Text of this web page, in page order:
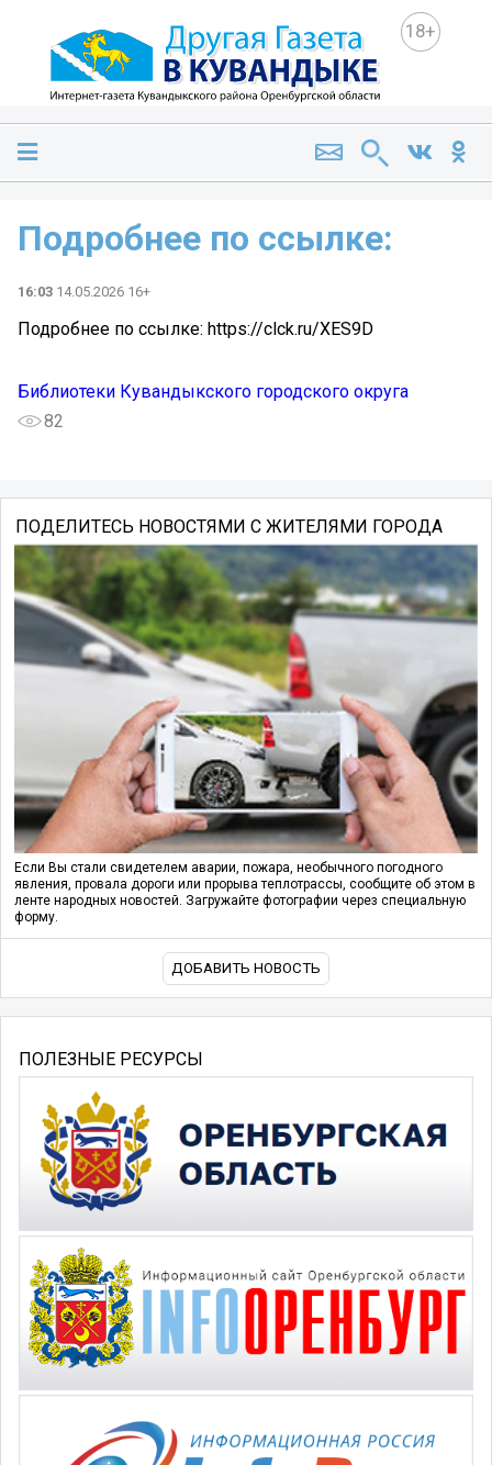
18+
Подробнее по ссылке:
16:03 14.05.2026 16+
Подробнее по ссылке: https://clck.ru/XES9D
Библиотеки Кувандыкского городского округа
82
ПОДЕЛИТЕСЬ НОВОСТЯМИ С ЖИТЕЛЯМИ ГОРОДА
Если Вы стали свидетелем аварии, пожара, необычного погодного
явления, провала дороги или прорыва теплотрассы, сообщите об этом в
ленте народных новостей. Загружайте фотографии через специальную
форму.
ДОБАВИТЬ НОВОСТЬ
ПОЛЕЗНЫЕ РЕСУРСЫ